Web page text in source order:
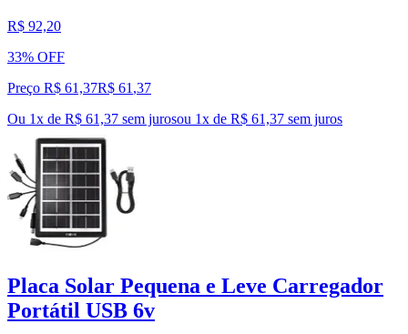
R$ 92,20
33% OFF
Preço R$ 61,37R$ 61 ,37
Ou 1x de R$ 61,37 sem jurosou 1x de R$ 61,37 sem juros
Placa Solar Pequena e Leve Carregador
Portátil USB 6v